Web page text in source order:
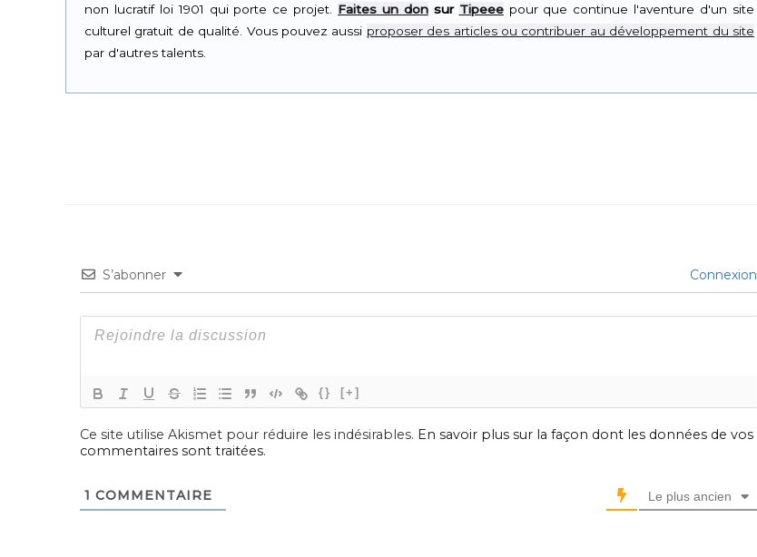
non lucratif loi 1901 qui porte ce projet. Faites un donsur Tipeeepour que continue l'aventure d'un site
culturel gratuit de qualité. Vous pouvez aussi proposer des articles ou contribuer au développement du site
par d'autres talents.
S’abonner Connexion
{} [+]
Ce site utilise Akismet pour réduire les indésirables. En savoir plus sur la façon dont les données de vos
commentaires sont traitées.
1 COMMENTAIRE Le plus ancien